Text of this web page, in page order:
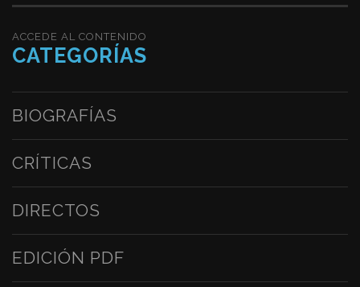
ACCEDE AL CONTENIDO
CATEGORÍAS
BIOGRAFÍAS
CRÍTICAS
DIRECTOS
EDICIÓN PDF